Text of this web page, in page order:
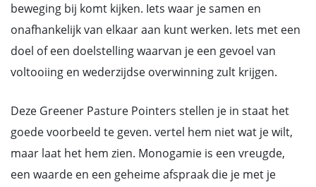
beweging bij komt kijken. Iets waar je samen en
onafhankelijk van elkaar aan kunt werken. Iets met een
doel of een doelstelling waarvan je een gevoel van
voltooiing en wederzijdse overwinning zult krijgen.
Deze Greener Pasture Pointers stellen je in staat het
goede voorbeeld te geven. vertel hem niet wat je wilt,
maar laat het hem zien. Monogamie is een vreugde,
een waarde en een geheime afspraak die je met je